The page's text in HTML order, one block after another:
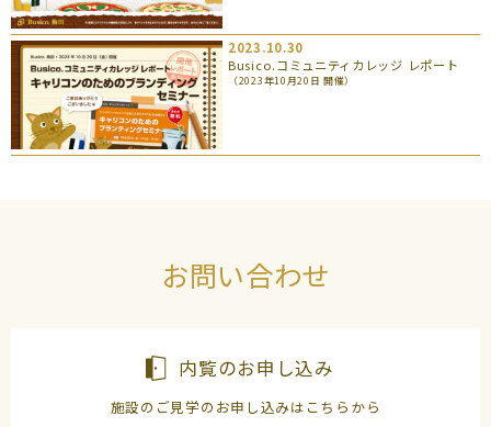
2023.10.30
Busico.コミュニティカレッジ レポート
（2023年10月20日 開催）
お問い合わせ
内覧のお申し込み
施設のご見学のお申し込みはこちらから